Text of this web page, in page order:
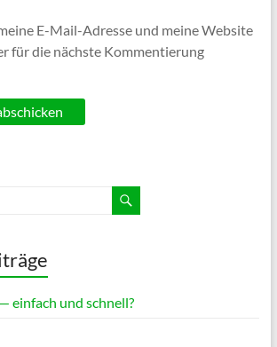
E-Mail-Adresse und meine Website
für die nächste Kommentierung
einfach und schnell?